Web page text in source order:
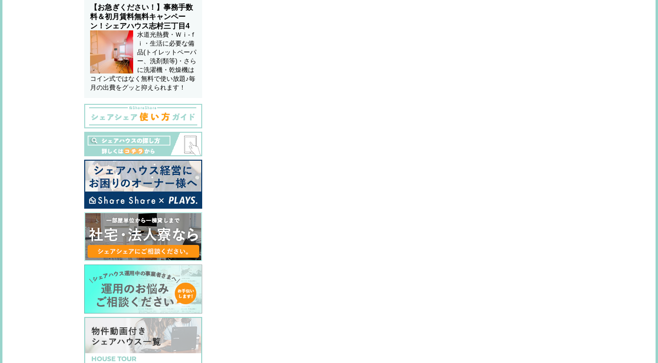
【お急ぎください！】事務手数
料＆初月賃料無料キャンペー
ン！シェアハウス志村三丁目4
水道光熱費・Ｗｉ-ｆ
ｉ・生活に必要な備
品(トイレットペーパ
ー、洗剤類等)・さら
に洗濯機・乾燥機は
コイン式ではなく無料で使い放題♪毎
月の出費をグッと抑えられます！